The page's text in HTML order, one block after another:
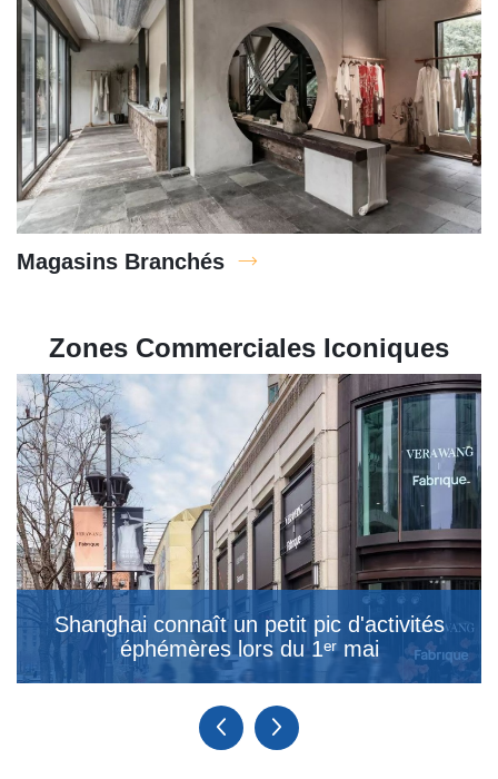
Magasins Branchés
Zones Commerciales Iconiques
Shanghai connaît un petit pic d'activités
éphémères lors du 1ᵉʳ mai